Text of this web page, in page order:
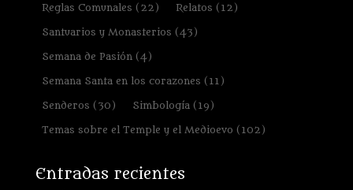
Reglas Comunales (22) Relatos (12)
Santuarios y Monasterios (43)
Semana de Pasión (4)
Semana Santa en los corazones (11)
Senderos (30) Simbología (19)
Temas sobre el Temple y el Medioevo (102)
Entradas recientes